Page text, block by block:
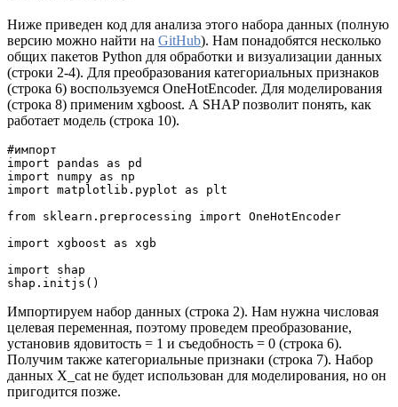
Ниже приведен код для анализа этого набора данных (полную
версию можно найти на GitHub). Нам понадобятся несколько
общих пакетов Python для обработки и визуализации данных
(строки 2-4). Для преобразования категориальных признаков
(строка 6) воспользуемся OneHotEncoder. Для моделирования
(строка 8) применим xgboost. А SHAP позволит понять, как
работает модель (строка 10).
#импорт
import pandas as pd
import numpy as np
import matplotlib.pyplot as plt
from sklearn.preprocessing import OneHotEncoder
import xgboost as xgb
import shap
shap.initjs()
Импортируем набор данных (строка 2). Нам нужна числовая
целевая переменная, поэтому проведем преобразование,
установив ядовитость = 1 и съедобность = 0 (строка 6).
Получим также категориальные признаки (строка 7). Набор
данных X_cat не будет использован для моделирования, но он
пригодится позже.